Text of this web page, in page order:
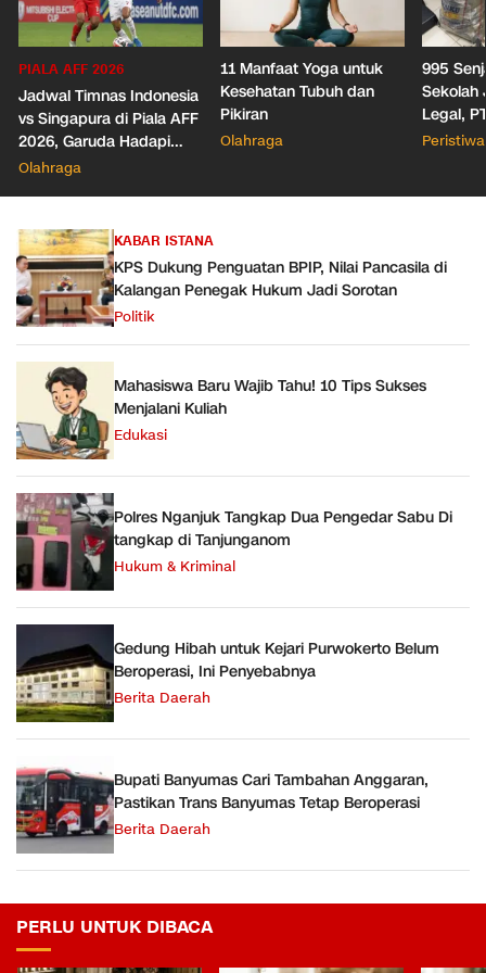
PIALA AFF 2026
Jadwal Timnas Indonesia
vs Singapura di Piala AFF
2026, Garuda Hadapi
Laga Penentuan
Olahraga
11 Manfaat Yoga untuk
Kesehatan Tubuh dan
Pikiran
Olahraga
995
Sekolah
Legal,
Izin
Peristiwa
KABAR ISTANA
KPS Dukung Penguatan BPIP, Nilai Pancasila di
Kalangan Penegak Hukum Jadi Sorotan
Politik
Mahasiswa Baru Wajib Tahu! 10 Tips Sukses
Menjalani Kuliah
Edukasi
Polres Nganjuk Tangkap Dua Pengedar Sabu Di
tangkap di Tanjunganom
Hukum & Kriminal
Gedung Hibah untuk Kejari Purwokerto Belum
Beroperasi, Ini Penyebabnya
Berita Daerah
Bupati Banyumas Cari Tambahan Anggaran,
Pastikan Trans Banyumas Tetap Beroperasi
Berita Daerah
PERLU UNTUK DIBACA